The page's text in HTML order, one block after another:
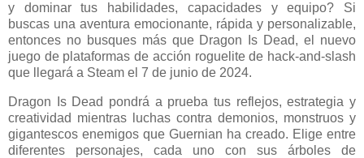
y dominar tus habilidades, capacidades y equipo? Si
buscas una aventura emocionante, rápida y personalizable,
entonces no busques más que Dragon Is Dead, el nuevo
juego de plataformas de acción roguelite de hack-and-slash
que llegará a Steam el 7 de junio de 2024.
Dragon Is Dead pondrá a prueba tus reflejos, estrategia y
creatividad mientras luchas contra demonios, monstruos y
gigantescos enemigos que Guernian ha creado. Elige entre
diferentes personajes, cada uno con sus árboles de